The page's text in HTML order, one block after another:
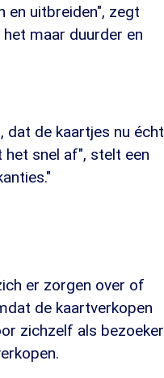
en uitbreiden", zegt
maar duurder en
dat de kaartjes nu écht
het snel af", stelt een
er zorgen over of
de kaartverkopen
zichzelf als bezoeker